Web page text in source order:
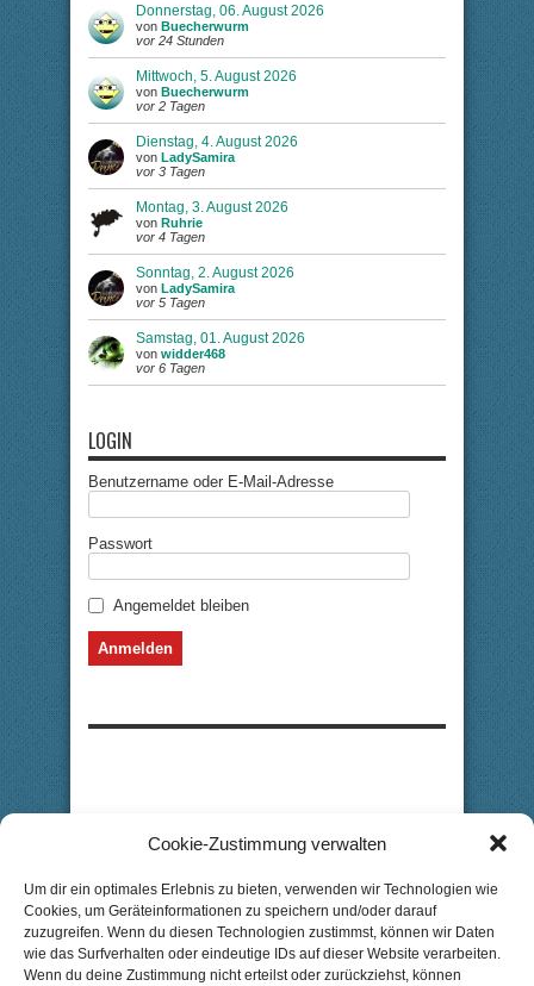
Cookie-Zustimmung verwalten
Um dir ein optimales Erlebnis zu bieten, verwenden wir Technologien wie
Cookies, um Geräteinformationen zu speichern und/oder darauf
zuzugreifen. Wenn du diesen Technologien zustimmst, können wir Daten
wie das Surfverhalten oder eindeutige IDs auf dieser Website verarbeiten.
Wenn du deine Zustimmung nicht erteilst oder zurückziehst, können
Donnerstag, 06. August 2026
von Buecherwurm
vor 24 Stunden
Mittwoch, 5. August 2026
von Buecherwurm
vor 2 Tagen
Dienstag, 4. August 2026
von LadySamira
vor 3 Tagen
Montag, 3. August 2026
von Ruhrie
vor 4 Tagen
Sonntag, 2. August 2026
von LadySamira
vor 5 Tagen
Samstag, 01. August 2026
von widder468
vor 6 Tagen
LOGIN
Benutzername oder E-Mail-Adresse
Passwort
Angemeldet bleiben